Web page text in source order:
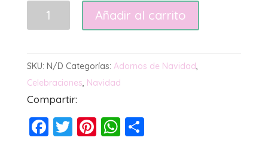
cantidad
Añadir al carrito
SKU: N/D Categorías: Adornos de Navidad,
Celebraciones, Navidad
Compartir:
F T Pi W C